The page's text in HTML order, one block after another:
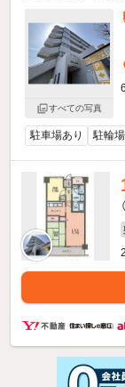
すべての写真
駐車場あり 駐輪